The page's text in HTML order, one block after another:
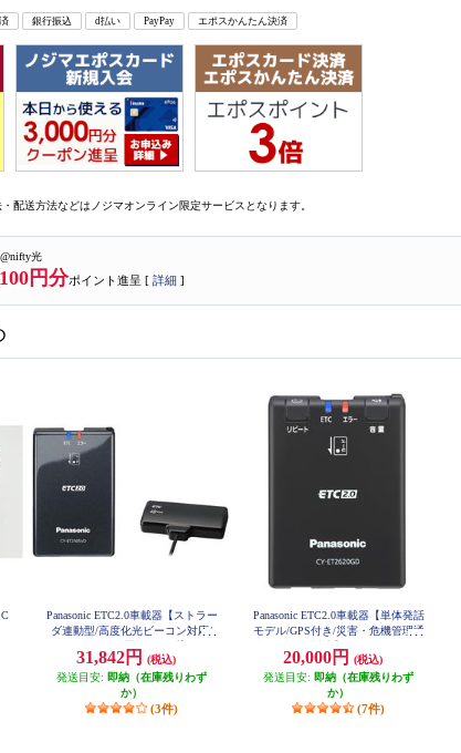
銀行振込 d払い PayPay エポスかんたん決済
配送方法などはノジマオンライン限定サービスとなります。
光
円分ポイント進呈 [ 詳細 ]
Panasonic ETC2.0車載器【ストラー
ダ連動型/高度化光ビーコン対応/
T2505VD
31,842円
(税込)
発送目安: 即納（在庫残りわず
か）
(3件)
Panasonic ETC2.0車載器【単体発話
モデル/GPS付き/災害・危機管理通
20,000円
(税込)
発送目安: 即納（在庫残りわず
か）
(7件)